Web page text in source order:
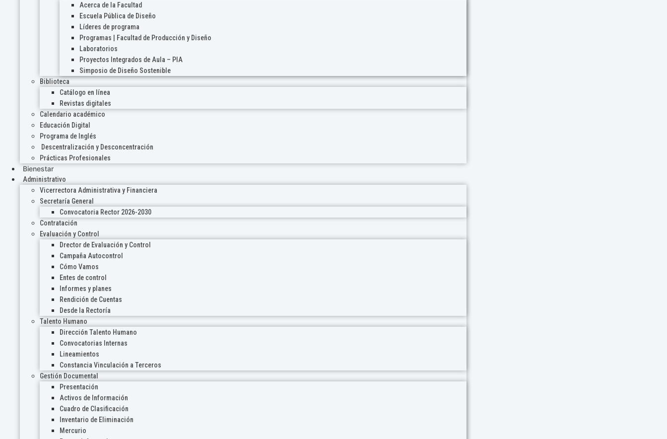
Acerca de la Facultad
Escuela Pública de Diseño
Líderes de programa
Programas | Facultad de Producción y Diseño
Laboratorios
Proyectos Integrados de Aula – PIA
Simposio de Diseño Sostenible
Biblioteca
Catálogo en línea
Revistas digitales
Calendario académico
Educación Digital
Programa de Inglés
Descentralización y Desconcentración
Prácticas Profesionales
Bienestar
Administrativo
Vicerrectora Administrativa y Financiera
Secretaría General
Convocatoria Rector 2026-2030
Contratación
Evaluación y Control
Drector de Evaluación y Control
Campaña Autocontrol
Cómo Vamos
Entes de control
Informes y planes
Rendición de Cuentas
Desde la Rectoría
Talento Humano
Dirección Talento Humano
Convocatorias Internas
Lineamientos
Constancia Vinculación a Terceros
Gestión Documental
Presentación
Activos de Información
Cuadro de Clasificación
Inventario de Eliminación
Mercurio